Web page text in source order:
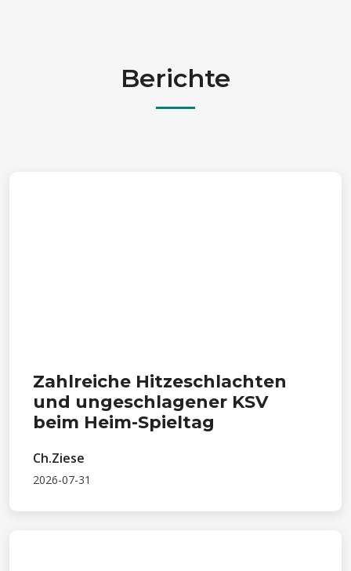
Berichte
Zahlreiche Hitzeschlachten
und ungeschlagener KSV
beim Heim-Spieltag
Ch.Ziese
2026-07-31